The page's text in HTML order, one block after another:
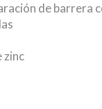
de barrera
zinc